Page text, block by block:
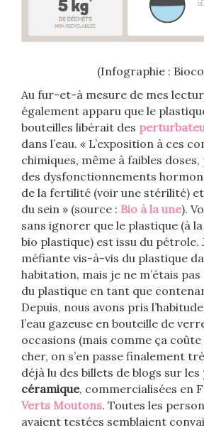
(Infographie :
Au fur-et-à mesure de mes
également apparu que le
bouteilles libérait des
dans l’eau. « L’exposition à ces
chimiques, même à faibles
des dysfonctionnements
de la fertilité (voir une stérilité)
du sein » (source : Bio à la une).
sans ignorer que le plastique (à
bio plastique) est issu du pétrole.
méfiante vis-à-vis du plastique
habitation, mais je ne m’étais
du plastique en tant que
Depuis, nous avons pris
l’eau gazeuse en bouteille de
occasions (mais comme ça coûte
cher, on s’en passe finalement
déjà lu des billets de blogs sur les
céramique, commercialisées en
Verts Moutons. Toutes les
avaient testées semblaient